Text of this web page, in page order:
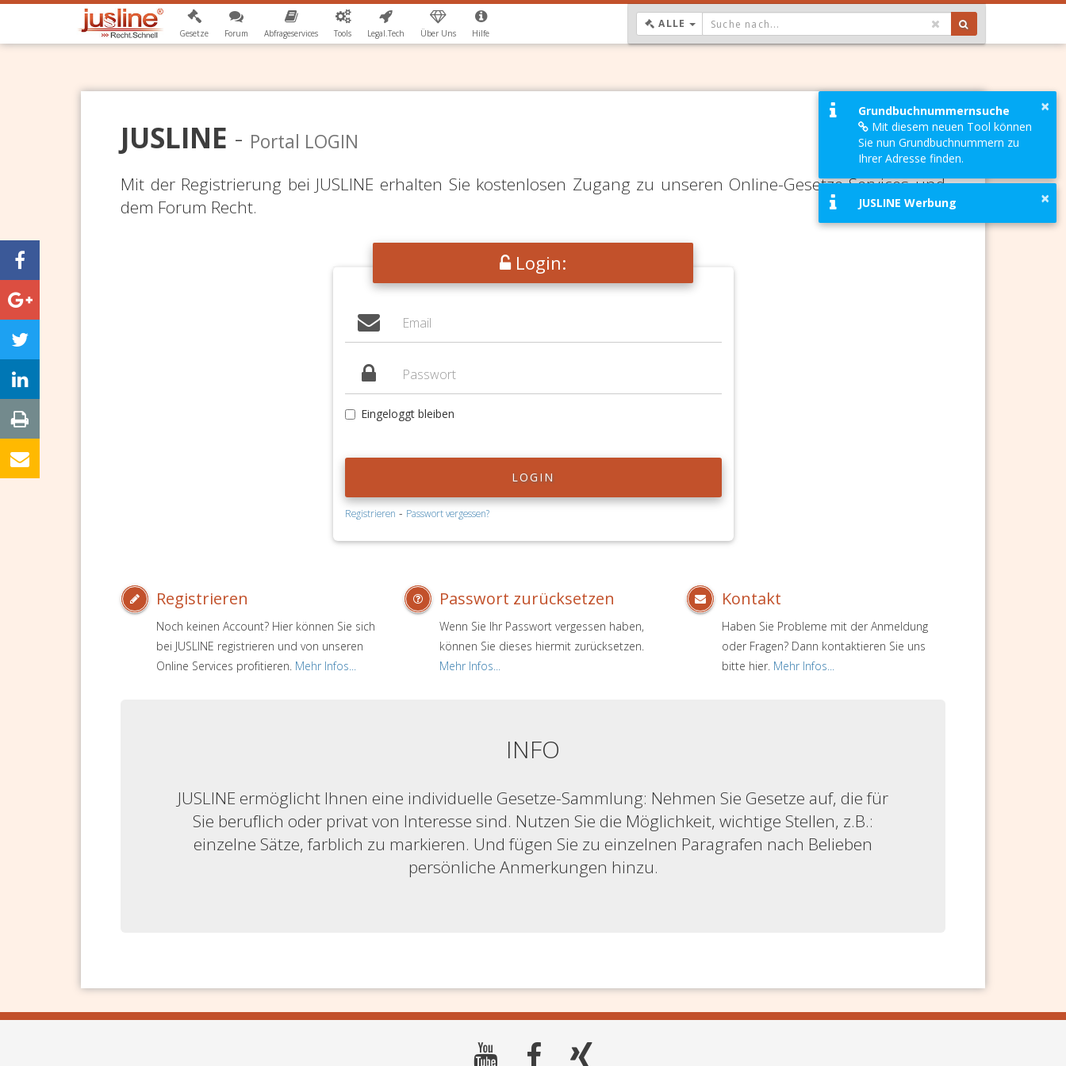
Gesetze Forum Abfrageservices Tools Legal.Tech Über Uns Hilfe
ALLE DROPDOWN: GEWÄHLTER WERT IST ALLE
JUSLINE - Portal LOGIN
Mit der Registrierung bei JUSLINE erhalten Sie kostenlosen Zugang zu unseren Online-Gesetze-Services und
dem Forum Recht.
Login:
Eingeloggt bleiben
LOGIN
Registrieren - Passwort vergessen?
Registrieren
Noch keinen Account? Hier können Sie sich
bei JUSLINE registrieren und von unseren
Online Services profitieren. Mehr Infos...
Passwort zurücksetzen
Wenn Sie Ihr Passwort vergessen haben,
können Sie dieses hiermit zurücksetzen.
Mehr Infos...
Kontakt
Haben Sie Probleme mit der Anmeldung
oder Fragen? Dann kontaktieren Sie uns
bitte hier. Mehr Infos...
INFO
JUSLINE ermöglicht Ihnen eine individuelle Gesetze-Sammlung: Nehmen Sie Gesetze auf, die für
Sie beruflich oder privat von Interesse sind. Nutzen Sie die Möglichkeit, wichtige Stellen, z.B.:
einzelne Sätze, farblich zu markieren. Und fügen Sie zu einzelnen Paragrafen nach Belieben
persönliche Anmerkungen hinzu.
×
Grundbuchnummernsuche
Mit diesem neuen Tool können
Sie nun Grundbuchnummern zu
Ihrer Adresse finden.
×
JUSLINE Werbung